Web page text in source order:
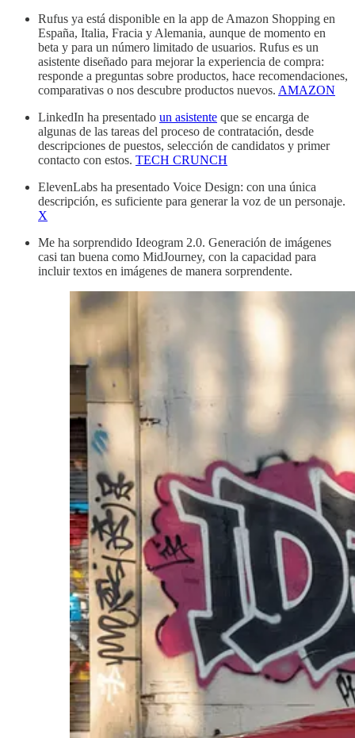
Rufus ya está disponible en la app de Amazon Shopping en
España, Italia, Fracia y Alemania, aunque de momento en
beta y para un número limitado de usuarios. Rufus es un
asistente diseñado para mejorar la experiencia de compra:
responde a preguntas sobre productos, hace recomendaciones,
comparativas o nos descubre productos nuevos. AMAZON
LinkedIn ha presentado un asistente que se encarga de
algunas de las tareas del proceso de contratación, desde
descripciones de puestos, selección de candidatos y primer
contacto con estos. TECH CRUNCH
ElevenLabs ha presentado Voice Design: con una única
descripción, es suficiente para generar la voz de un personaje.
X
Me ha sorprendido Ideogram 2.0. Generación de imágenes
casi tan buena como MidJourney, con la capacidad para
incluir textos en imágenes de manera sorprendente.